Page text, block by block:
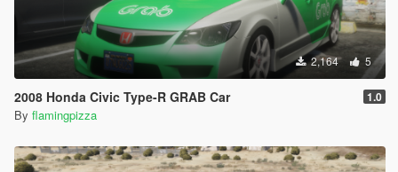
2,164 5
2008 Honda Civic Type-R GRAB Car 1.0
By flamingpizza